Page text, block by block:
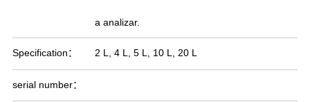
a analizar.
Specification： 2 L, 4 L, 5 L, 10 L, 20 L
serial number：